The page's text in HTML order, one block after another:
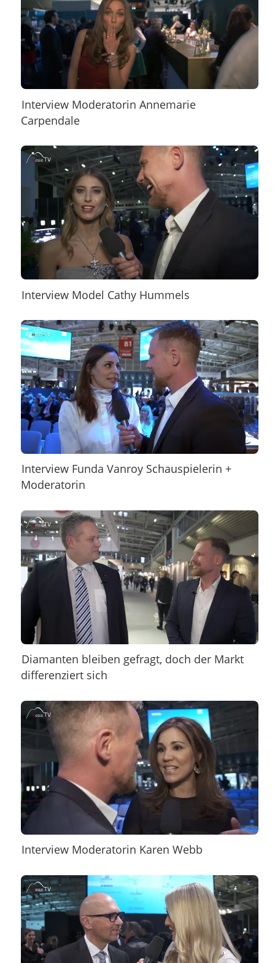
Interview Moderatorin Annemarie
Carpendale
Interview Model Cathy Hummels
Interview Funda Vanroy Schauspielerin +
Moderatorin
Diamanten bleiben gefragt, doch der Markt
differenziert sich
Interview Moderatorin Karen Webb